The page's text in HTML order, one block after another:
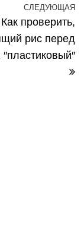
СЛЕДУЮЩАЯ
Как проверить,
рис перед